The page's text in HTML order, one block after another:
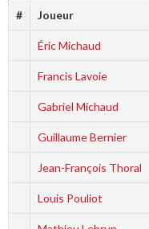
# Joueur
Éric Michaud
Francis Lavoie
Gabriel Michaud
Guillaume Bernier
Jean-François Thoral
Louis Pouliot